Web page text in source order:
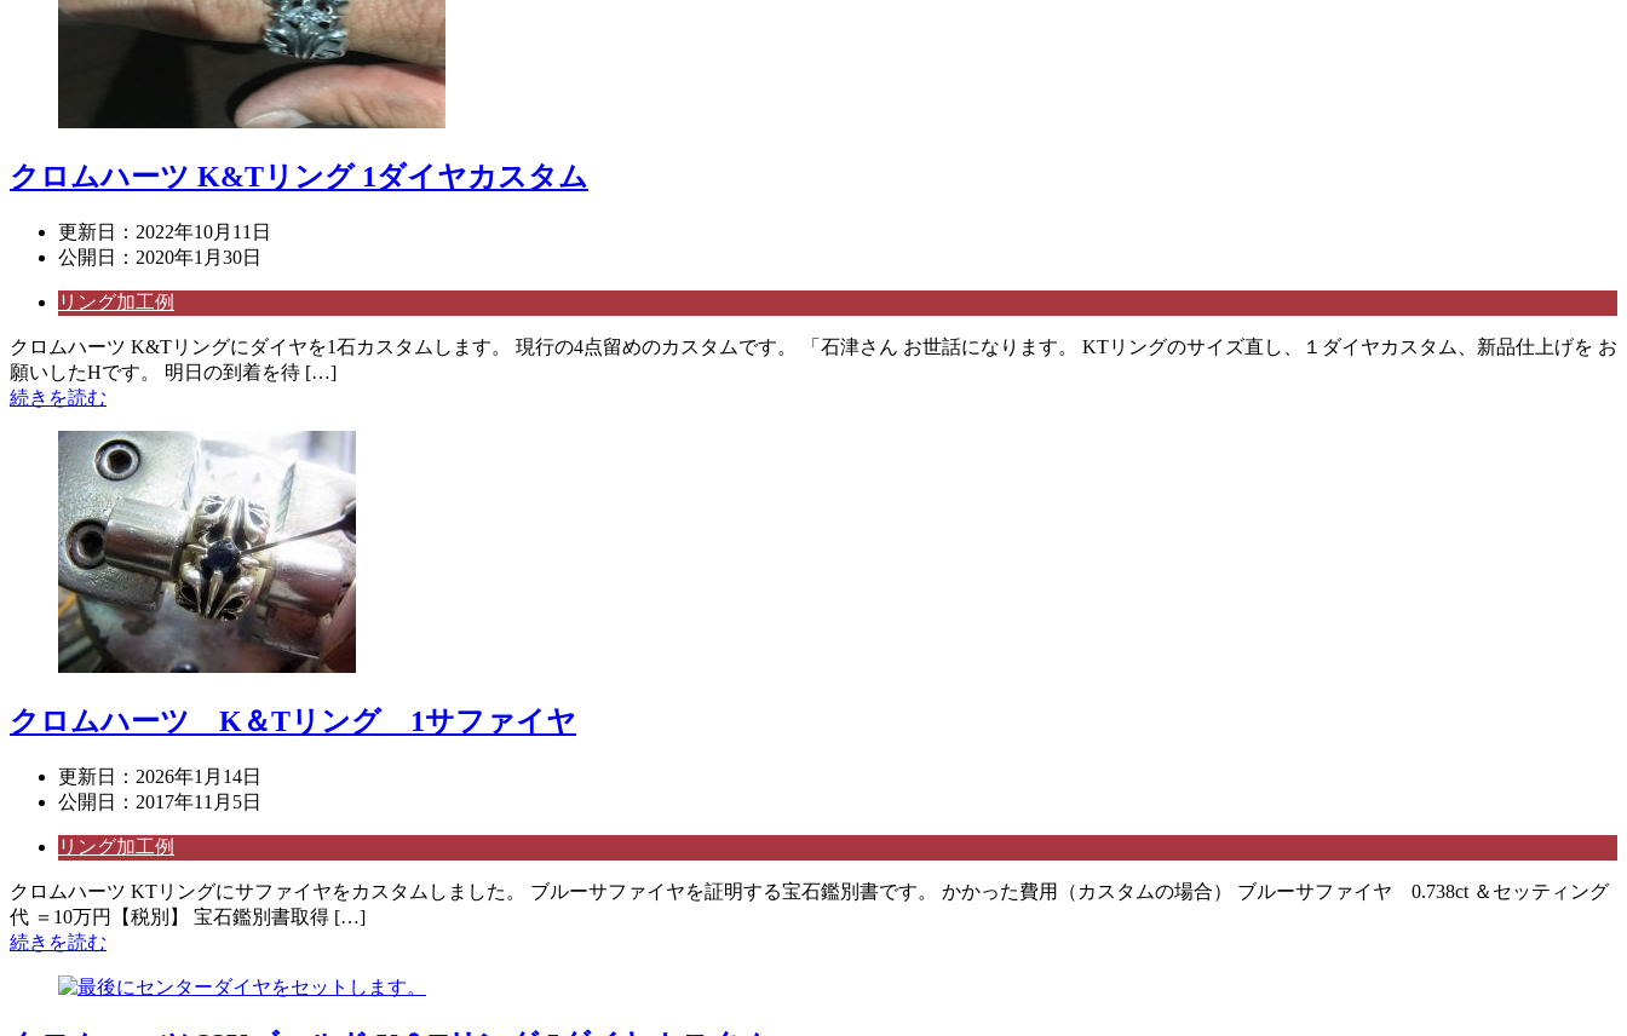
クロムハーツ K&Tリング 1ダイヤカスタム
更新日： 2022年10月11日
公開日： 2020年1月30日
リング加工例
クロムハーツ K&Tリングにダイヤを1石カスタムします。 現行の4点留めのカスタムです。 「石津さん お世話になります。 KTリングのサイズ直し、１ダイヤカスタム、新品仕上げを お
願いしたHです。 明日の到着を待 […]
続きを読む
クロムハーツ K＆Tリング 1サファイヤ
更新日： 2026年1月14日
公開日： 2017年11月5日
リング加工例
クロムハーツ KTリングにサファイヤをカスタムしました。 ブルーサファイヤを証明する宝石鑑別書です。 かかった費用（カスタムの場合） ブルーサファイヤ 0.738ct ＆セッティング
代 ＝10万円【税別】 宝石鑑別書取得 […]
続きを読む